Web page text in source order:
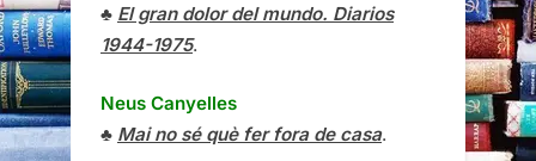
♣ El gran dolor del mundo. Diarios
1944-1975.
Neus Canyelles
♣ Mai no sé què fer fora de casa.